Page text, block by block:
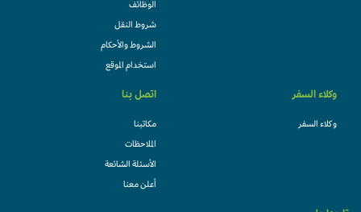
الوظائف
شروط النقل
الشروط والأحكام
استخدام الموقع
وكلاء السفر
وكلاء السفر
اتصل بنا
مكاتبنا
الملاحظات
الأسئلة الشائعة
أعلن معنا